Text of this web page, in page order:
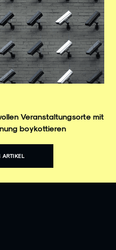
Veranstaltungsorte mit
boykottieren
ARTIKEL